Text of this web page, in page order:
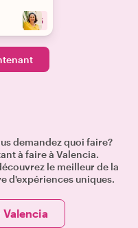
+6
demandez quoi faire?
à faire à Valencia.
le meilleur de la
d'expériences uniques.